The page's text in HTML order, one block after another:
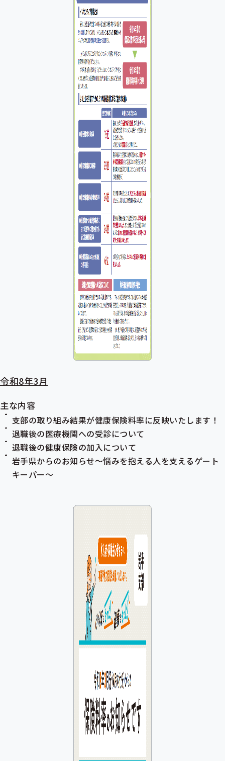
令和8年3月
主な内容
支部の取り組み結果が健康保険料率に反映いたします！
退職後の医療機関への受診について
退職後の健康保険の加入について
岩手県からのお知らせ～悩みを抱える人を支えるゲート
キーパー～